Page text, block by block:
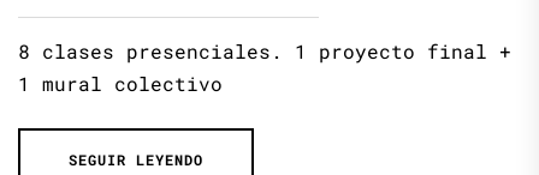
8 clases presenciales. 1 proyecto final +
1 mural colectivo
SEGUIR LEYENDO